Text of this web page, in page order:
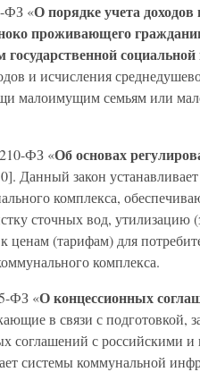
ФЗ «О порядке учета доходов
проживающего
и исчисления
малоимущим семьям или
ФЗ «Об основах
Данный закон
комплекса,
сточных вод, утилизацию
ценам (тарифам) для
комплекса.
ФЗ «О концессионных
в связи с подготовкой,
соглашений с российскими
системы коммунальной